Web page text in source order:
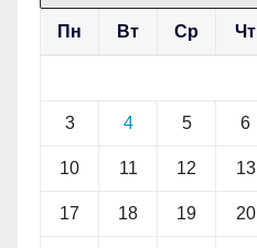
Пн Вт Ср Чт
3 4 5 6
10 11 12 13
17 18 19 20